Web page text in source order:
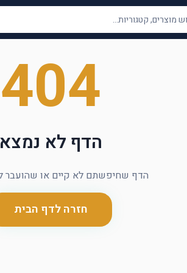
404
הדף לא נמצא
הדף שחיפשתם לא קיים או שהועבר
חזרה לדף הבית